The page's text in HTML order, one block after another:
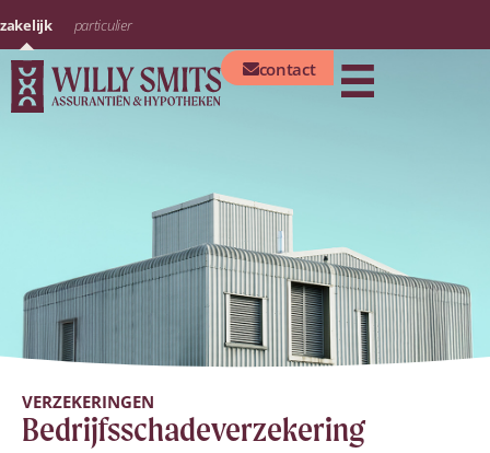
zakelijk particulier
contact
VERZEKERINGEN
Bedrijfsschadeverzekering